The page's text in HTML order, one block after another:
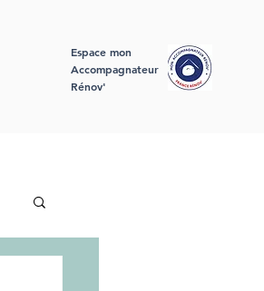
Espace mon
Accompagnateur
Rénov'